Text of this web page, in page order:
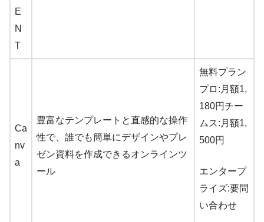
E
N
T
Ca
nv
a
豊富なテンプレートと直感的な操作
性で、誰でも簡単にデザインやプレ
ゼン資料を作成できるオンラインツ
ール
無料プラン
プロ:月額1,
180円チー
ムス:月額1,
500円
エンタープ
ライズ:要問
い合わせ